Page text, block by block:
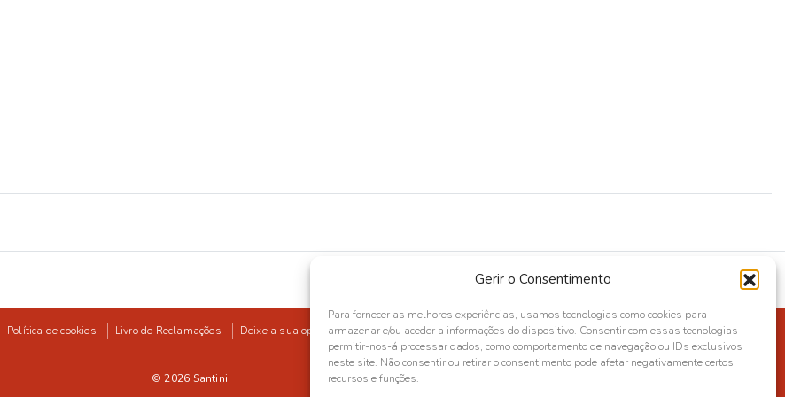
Gerir o Consentimento
Para fornecer as melhores experiências, usamos tecnologias como cookies para
armazenar e/ou aceder a informações do dispositivo. Consentir com essas tecnologias
permitir-nos-á processar dados, como comportamento de navegação ou IDs exclusivos
neste site. Não consentir ou retirar o consentimento pode afetar negativamente certos
recursos e funções.
Política de cookies Livro de Reclamações Deixe a sua opinião
© 2026 Santini